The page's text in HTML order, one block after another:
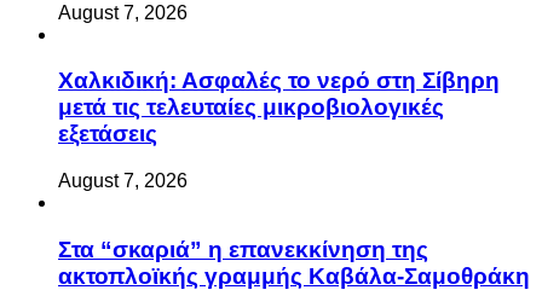
August 7, 2026
Χαλκιδική: Ασφαλές το νερό στη Σίβηρη
μετά τις τελευταίες μικροβιολογικές
εξετάσεις
August 7, 2026
Στα “σκαριά” η επανεκκίνηση της
ακτοπλοϊκής γραμμής Καβάλα-Σαμοθράκη